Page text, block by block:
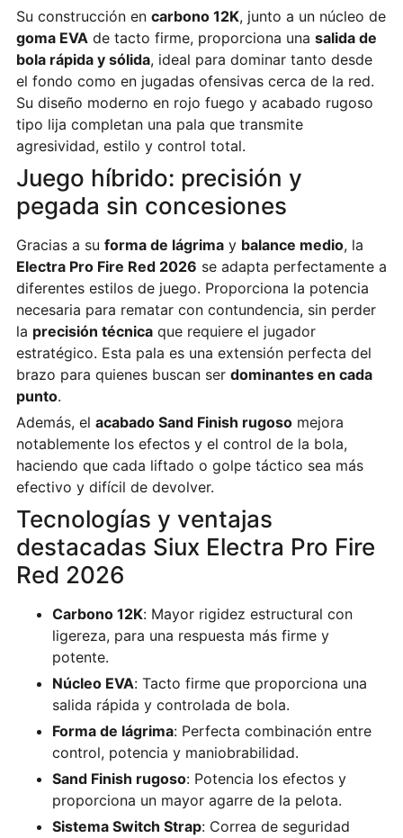
Su construcción en carbono 12K, junto a un núcleo de
goma EVA de tacto firme, proporciona una salida de
bola rápida y sólida, ideal para dominar tanto desde
el fondo como en jugadas ofensivas cerca de la red.
Su diseño moderno en rojo fuego y acabado rugoso
tipo lija completan una pala que transmite
agresividad, estilo y control total.
Juego híbrido: precisión y
pegada sin concesiones
Gracias a su forma de lágrimay balance medio, la
Electra Pro Fire Red 2026 se adapta perfectamente a
diferentes estilos de juego. Proporciona la potencia
necesaria para rematar con contundencia, sin perder
la precisión técnicaque requiere el jugador
estratégico. Esta pala es una extensión perfecta del
brazo para quienes buscan ser dominantes en cada
punto.
Además, el acabado Sand Finish rugosomejora
notablemente los efectos y el control de la bola,
haciendo que cada liftado o golpe táctico sea más
efectivo y difícil de devolver.
Tecnologías y ventajas
destacadas Siux Electra Pro Fire
Red 2026
Carbono 12K: Mayor rigidez estructural con
ligereza, para una respuesta más firme y
potente.
Núcleo EVA: Tacto firme que proporciona una
salida rápida y controlada de bola.
Forma de lágrima: Perfecta combinación entre
control, potencia y maniobrabilidad.
Sand Finish rugoso: Potencia los efectos y
proporciona un mayor agarre de la pelota.
Sistema Switch Strap: Correa de seguridad